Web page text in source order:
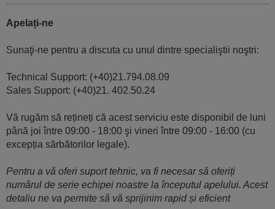
Apelați-ne
Sunaţi-ne pentru a discuta cu unul dintre specialiştii noştri:
Technical Support: (+40)21.794.08.09
Sales Support: (+40)21. 402.50.24
Vă rugăm să rețineți că acest serviciu este disponibil de luni
până joi între 09:00 - 18:00 şi vineri între 09:00 - 16:00 (cu
excepția sărbătorilor legale).
Pentru a vă oferi suport tehnic, va fi necesar să oferiți
numărul de serie echipei noastre la începutul apelului. Acest
detaliu ne va permite să vă sprijinim rapid și eficient